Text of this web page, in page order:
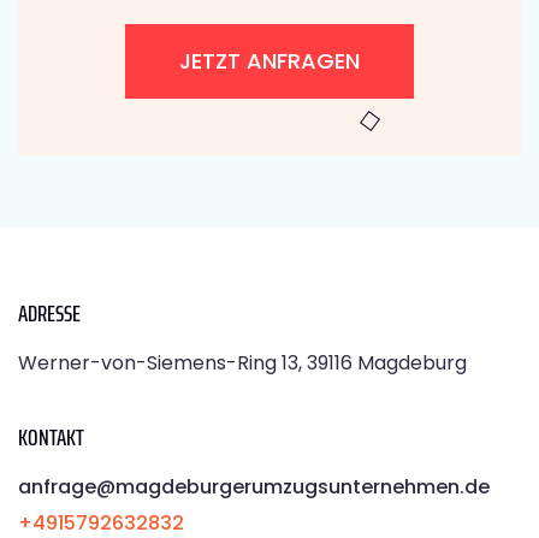
JETZT ANFRAGEN
ADRESSE
Werner-von-Siemens-Ring 13, 39116 Magdeburg
KONTAKT
anfrage@magdeburgerumzugsunternehmen.de
+4915792632832